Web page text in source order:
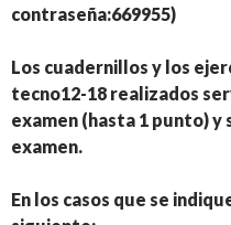
contraseña:669955)
Los cuadernillos y los
tecno12-18 realizados
examen (hasta 1 punto) y
examen.
En los casos que se